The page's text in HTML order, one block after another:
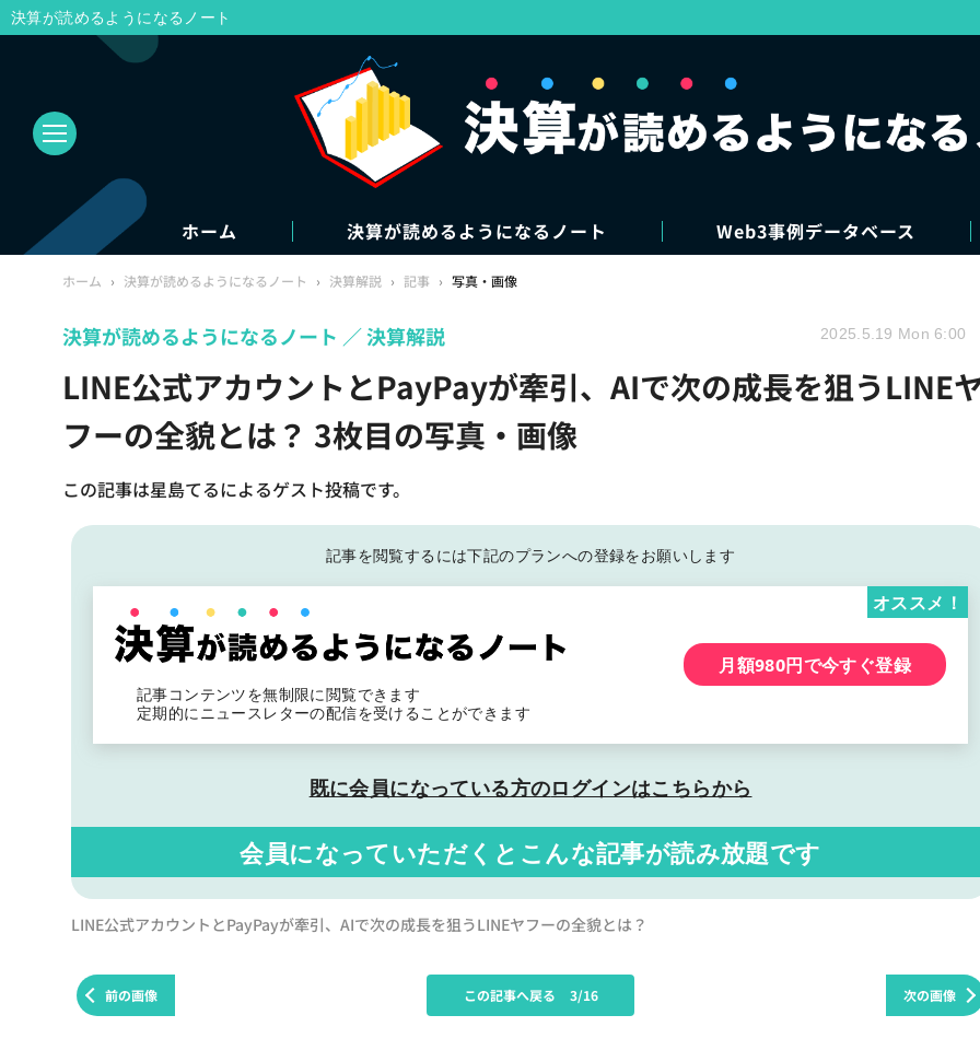
ホーム 決算が読めるようになるノート Web3事例データベース
ホーム › 決算が読めるようになるノート › 決算解説 › 記事 › 写真・画像
LINE公式アカウントとPayPayが牽引、AIで次の成長を狙うLINE
フーの全貌とは？ 3枚目の写真・画像
この記事は星島てるによるゲスト投稿です。
決算が読めるようになるノート 決算解説 2025.5.19 Mon 6:00
記事を閲覧するには下記のプランへの登録をお願いします
記事コンテンツを無制限に閲覧できます
定期的にニュースレターの配信を受けることができます
オススメ！
月額980円で今すぐ登録
既に会員になっている方のログインはこちらから
会員になっていただくと こんな記事が読み放題です
LINE公式アカウントとPayPayが牽引、AIで次の成長を狙うLINEヤフーの全貌とは？
前の画像 次の画像
この記事へ戻る 3/16
決算が読めるようになるノート